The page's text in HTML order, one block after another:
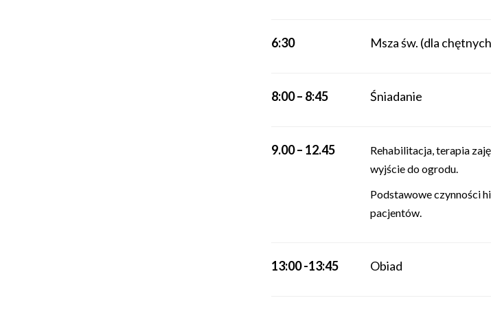
6:30 Msza św. (dla
8:00 – 8:45 Śniadanie
9.00 – 12.45
Rehabilitacja, terapia
wyjście do ogrodu.
Podstawowe czynności
pacjentów.
13:00 -13:45 Obiad